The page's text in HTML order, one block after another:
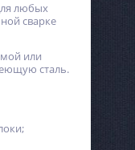
любых
сварке
или
сталь.